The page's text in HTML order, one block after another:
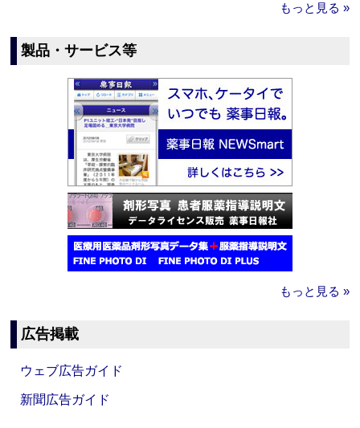
もっと見る »
製品・サービス等
もっと見る »
広告掲載
ウェブ広告ガイド
新聞広告ガイド